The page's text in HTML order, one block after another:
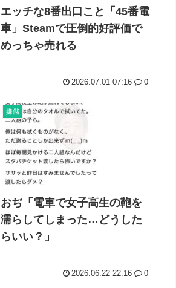
エッチな8番出口こと「45番電
車」Steamで圧倒的好評価で
めっちゃ売れる
2026.07.01 07:16 0
嫌儲
おぢ「電車で女子高生の鞄を
濡らしてしまった…どうした
らいい？」
2026.06.22 22:16 0